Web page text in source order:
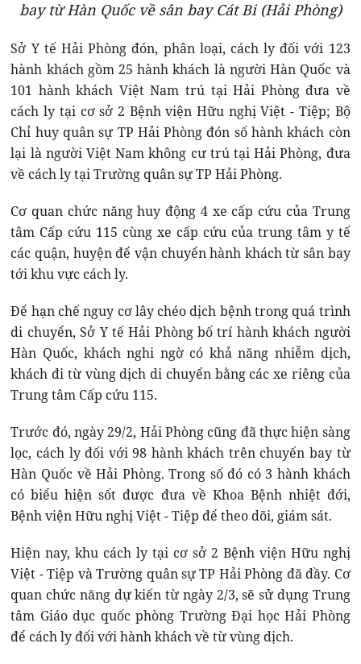
bay từ Hàn Quốc về sân bay Cát Bi (Hải Phòng)
Sở Y tế Hải Phòng đón, phân loại, cách ly đối với 123
hành khách gồm 25 hành khách là người Hàn Quốc và
101 hành khách Việt Nam trú tại Hải Phòng đưa về
cách ly tại cơ sở 2 Bệnh viện Hữu nghị Việt - Tiệp; Bộ
Chỉ huy quân sự TP Hải Phòng đón số hành khách còn
lại là người Việt Nam không cư trú tại Hải Phòng, đưa
về cách ly tại Trường quân sự TP Hải Phòng.
Cơ quan chức năng huy động 4 xe cấp cứu của Trung
tâm Cấp cứu 115 cùng xe cấp cứu của trung tâm y tế
các quận, huyện để vận chuyển hành khách từ sân bay
tới khu vực cách ly.
Để hạn chế nguy cơ lây chéo dịch bệnh trong quá trình
di chuyển, Sở Y tế Hải Phòng bố trí hành khách người
Hàn Quốc, khách nghi ngờ có khả năng nhiễm dịch,
khách đi từ vùng dịch di chuyển bằng các xe riêng của
Trung tâm Cấp cứu 115.
Trước đó, ngày 29/2, Hải Phòng cũng đã thực hiện sàng
lọc, cách ly đối với 98 hành khách trên chuyến bay từ
Hàn Quốc về Hải Phòng. Trong số đó có 3 hành khách
có biểu hiện sốt được đưa về Khoa Bệnh nhiệt đới,
Bệnh viện Hữu nghị Việt - Tiệp để theo dõi, giám sát.
Hiện nay, khu cách ly tại cơ sở 2 Bệnh viện Hữu nghị
Việt - Tiệp và Trường quân sự TP Hải Phòng đã đầy. Cơ
quan chức năng dự kiến từ ngày 2/3, sẽ sử dụng Trung
tâm Giáo dục quốc phòng Trường Đại học Hải Phòng
để cách ly đối với hành khách về từ vùng dịch.